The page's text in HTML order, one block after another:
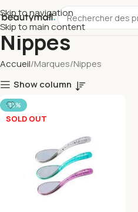
Skip to navigation
Skip to main content
Nippes
Accueil Marques Nippes
Show column
-33%
SOLD OUT